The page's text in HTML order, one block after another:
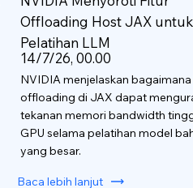
Offloading Host JAX untuk
Pelatihan LLM
14/7/26, 00.00
NVIDIA menjelaskan
offloading di JAX dapat
tekanan memori bandwidth
GPU selama pelatihan model
yang besar.
Baca lebih lanjut